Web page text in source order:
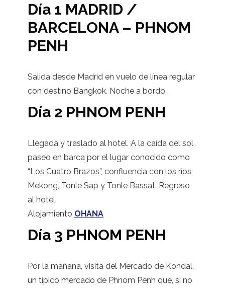
Día 1 MADRID /
BARCELONA – PHNOM
PENH
Salida desde Madrid en vuelo de línea regular
con destino Bangkok. Noche a bordo.
Día 2 PHNOM PENH
Llegada y traslado al hotel. A la caída del sol
paseo en barca por el lugar conocido como
“Los Cuatro Brazos”, confluencia con los ríos
Mekong, Tonle Sap y Tonle Bassat. Regreso
al hotel.
Alojamiento OHANA
Día 3 PHNOM PENH
Por la mañana, visita del Mercado de Kondal,
un típico mercado de Phnom Penh que, si no